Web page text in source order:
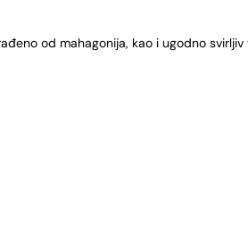
od mahagonija, kao i ugodno